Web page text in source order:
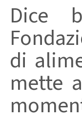
Dice
di
mette